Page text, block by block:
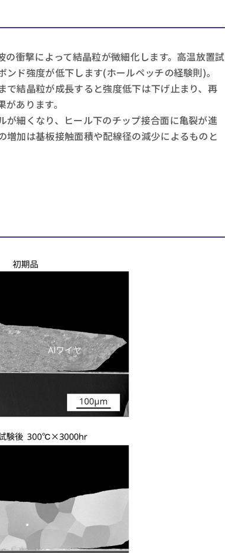
衝撃によって結晶粒が微細化します。高温放置試
ド強度が低下します(ホールペッチの経験則)。
で結晶粒が成長すると強度低下は下げ止まり、再
あります。
が細くなり、ヒール下のチップ接合面に亀裂が進
増加は基板接触面積や配線径の減少によるものと